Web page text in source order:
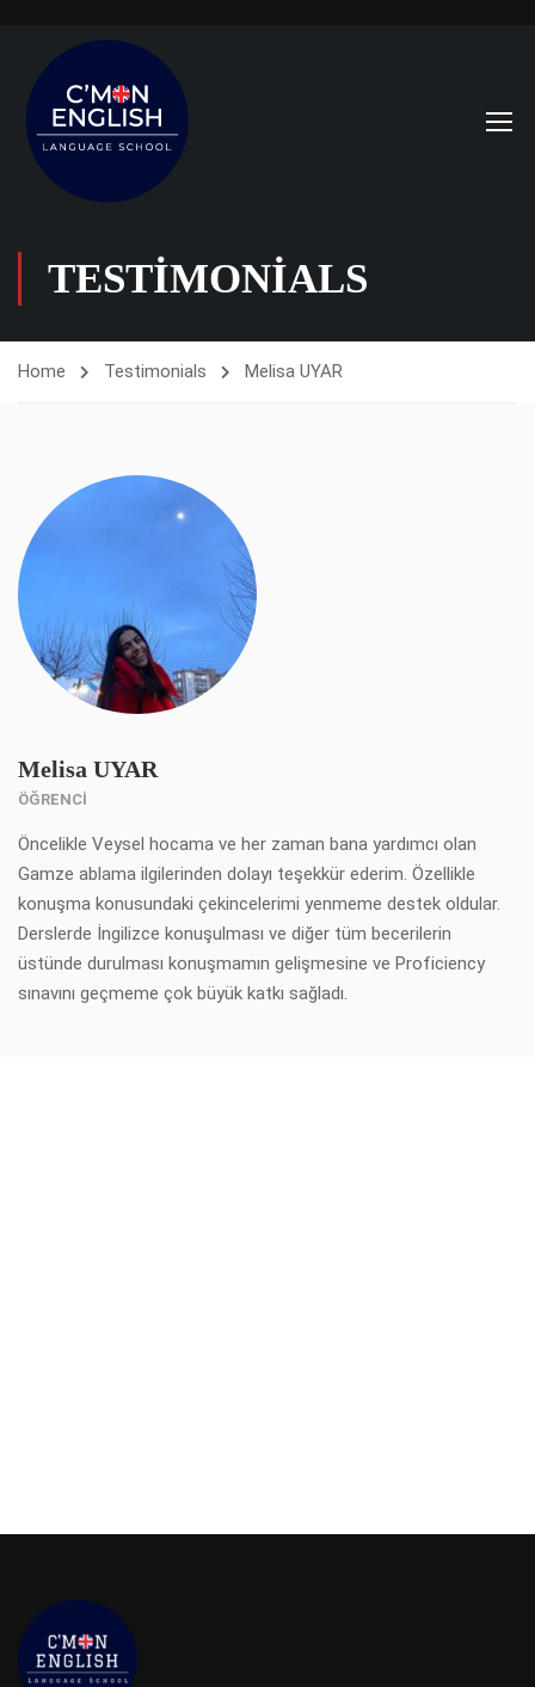
TESTIMONIALS
Home Testimonials Melisa UYAR
Melisa UYAR
ÖĞRENCI
Öncelikle Veysel hocama ve her zaman bana yardımcı olan
Gamze ablama ilgilerinden dolayı teşekkür ederim. Özellikle
konuşma konusundaki çekincelerimi yenmeme destek oldular.
Derslerde İngilizce konuşulması ve diğer tüm becerilerin
üstünde durulması konuşmamın gelişmesine ve Proficiency
sınavını geçmeme çok büyük katkı sağladı.